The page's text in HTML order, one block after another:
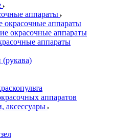
аппараты
окрасочные аппараты
окрасочные аппараты
аппараты
аппаратов
аксессуары